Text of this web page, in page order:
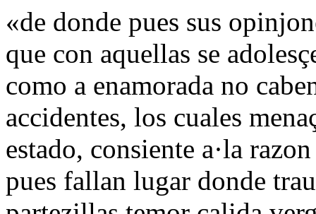
«de donde pues sus
que con aquellas se
como a enamorada no
accidentes, los cuales
estado, consiente a·la
pues fallan lugar donde